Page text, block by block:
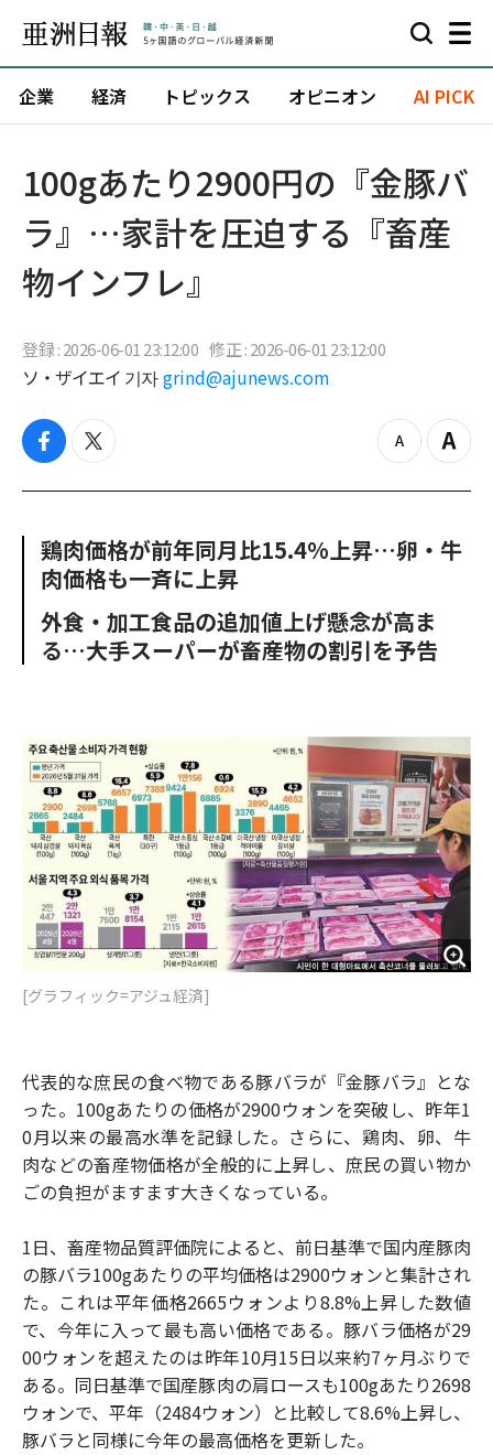
企業 経済 トピックス オピニオン AI PICK
100gあたり2900円の『金豚バ
ラ』…家計を圧迫する『畜産
物インフレ』
登録 : 2026-06-01 23:12:00 修正 : 2026-06-01 23:12:00
ソ・ザイエイ 기자 grind@ajunews.com
f
c
o
o
k
t
i
e
r
z
o
u
Z
o
n
鶏肉価格が前年同月比15.4%上昇…卵・牛
肉価格も一斉に上昇
外食・加工食品の追加値上げ懸念が高ま
る…大手スーパーが畜産物の割引を予告
[グラフィック=アジュ経済]
代表的な庶民の食べ物である豚バラが『金豚バラ』とな
った。100gあたりの価格が2900ウォンを突破し、昨年1
0月以来の最高水準を記録した。さらに、鶏肉、卵、牛
肉などの畜産物価格が全般的に上昇し、庶民の買い物か
ごの負担がますます大きくなっている。
1日、畜産物品質評価院によると、前日基準で国内産豚肉
の豚バラ100gあたりの平均価格は2900ウォンと集計され
た。これは平年価格2665ウォンより8.8%上昇した数値
で、今年に入って最も高い価格である。豚バラ価格が29
00ウォンを超えたのは昨年10月15日以来約7ヶ月ぶりで
ある。同日基準で国産豚肉の肩ロースも100gあたり2698
ウォンで、平年（2484ウォン）と比較して8.6%上昇し、
豚バラと同様に今年の最高価格を更新した。